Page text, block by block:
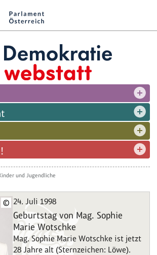
und Jugendliche
© 24. Juli 1998
Geburtstag von Mag. Sophie
Marie Wotschke
Mag. Sophie Marie Wotschke ist jetzt
28 Jahre alt (Sternzeichen: Löwe).